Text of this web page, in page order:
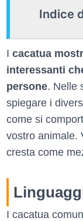
Indice
I cacatua
interessanti
persone. Nelle
spiegare i
come si
vostro animale.
cresta come
I cacatua